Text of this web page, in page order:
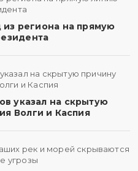
из региона на прямую
указал на скрытую
Волги и Каспия